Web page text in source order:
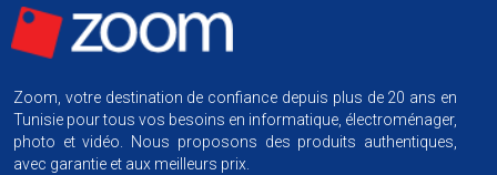
Zoom, votre destination de confiance depuis plus de 20 ans en
Tunisie pour tous vos besoins en informatique, électroménager,
photo et vidéo. Nous proposons des produits authentiques,
avec garantie et aux meilleurs prix.